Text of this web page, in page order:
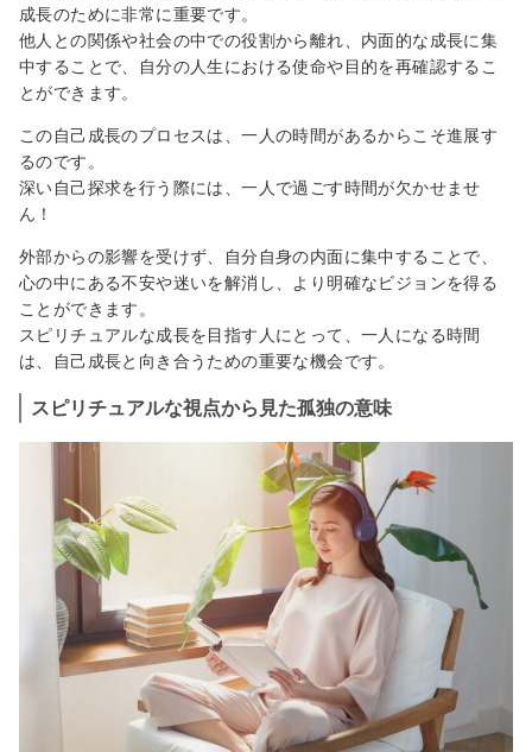
成長のために非常に重要です。
他人との関係や社会の中での役割から離れ、内面的な成長に集
中することで、自分の人生における使命や目的を再確認するこ
とができます。
この自己成長のプロセスは、一人の時間があるからこそ進展す
るのです。
深い自己探求を行う際には、一人で過ごす時間が欠かせませ
ん！
外部からの影響を受けず、自分自身の内面に集中することで、
心の中にある不安や迷いを解消し、より明確なビジョンを得る
ことができます。
スピリチュアルな成長を目指す人にとって、一人になる時間
は、自己成長と向き合うための重要な機会です。
スピリチュアルな視点から見た孤独の意味